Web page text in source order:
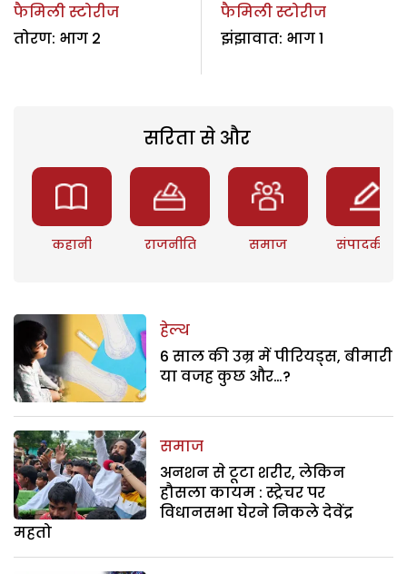
फैमिली स्टोरीज
तोरण: भाग 2
फैमिली स्टोरीज
झंझावात: भाग 1
सरिता से और
कहानी राजनीति समाज संपादकीय
हेल्थ
6 साल की उम्र में पीरियड्स, बीमारी
या वजह कुछ और…?
समाज
अनशन से टूटा शरीर, लेकिन
हौसला कायम : स्ट्रेचर पर
विधानसभा घेरने निकले देवेंद्र
महतो